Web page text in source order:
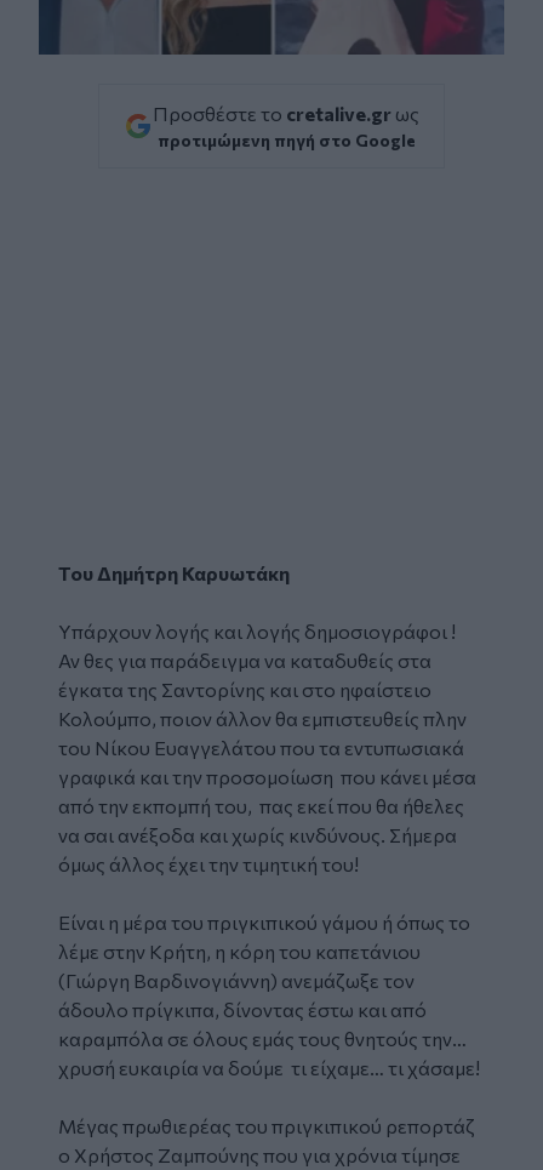
Προσθέστε το cretalive.gr ως
προτιμώμενη πηγή στο Google
Του Δημήτρη Καρυωτάκη
Υπάρχουν λογής και λογής δημοσιογράφοι !
Αν θες για παράδειγμα να καταδυθείς στα
έγκατα της Σαντορίνης και στο ηφαίστειο
Κολούμπο, ποιον άλλον θα εμπιστευθείς πλην
του Νίκου Ευαγγελάτου που τα εντυπωσιακά
γραφικά και την προσομοίωση που κάνει μέσα
από την εκπομπή του, πας εκεί που θα ήθελες
να σαι ανέξοδα και χωρίς κινδύνους. Σήμερα
όμως άλλος έχει την τιμητική του!
Είναι η μέρα του πριγκιπικού γάμου ή όπως το
λέμε στην Κρήτη, η κόρη του καπετάνιου
(Γιώργη Βαρδινογιάννη) ανεμάζωξε τον
άδουλο πρίγκιπα, δίνοντας έστω και από
καραμπόλα σε όλους εμάς τους θνητούς την…
χρυσή ευκαιρία να δούμε τι είχαμε… τι χάσαμε!
Μέγας πρωθιερέας του πριγκιπικού ρεπορτάζ
ο Χρήστος Ζαμπούνης που για χρόνια τίμησε